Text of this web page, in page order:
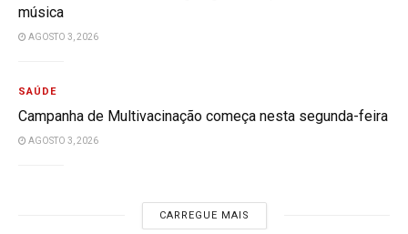
música
AGOSTO 3, 2026
SAÚDE
Campanha de Multivacinação começa nesta segunda-feira
AGOSTO 3, 2026
CARREGUE MAIS